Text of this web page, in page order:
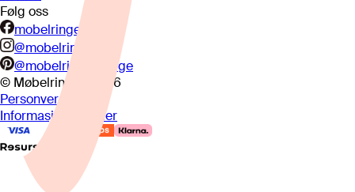
Følg oss
mobelringen.no
@mobelringen
@mobelringennorge
© Møbelringen
2026
Personvern
Informasjonskapsler